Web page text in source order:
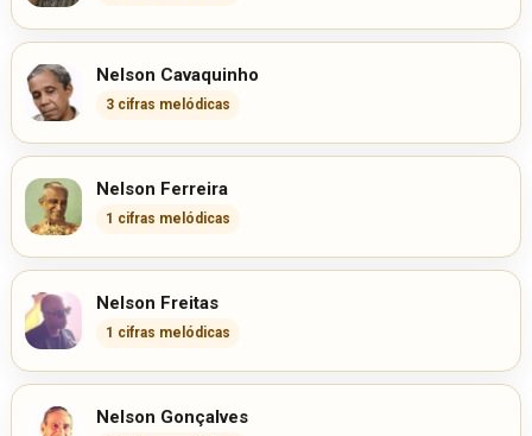
Nelson Cavaquinho
3 cifras melódicas
Nelson Ferreira
1 cifras melódicas
Nelson Freitas
1 cifras melódicas
Nelson Gonçalves